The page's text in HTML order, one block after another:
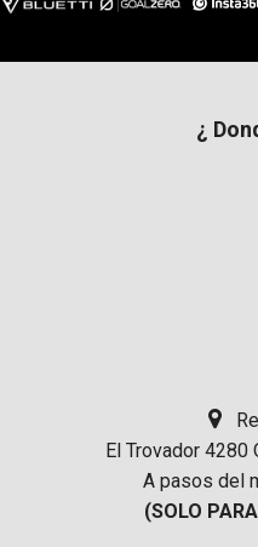
¿
El Trovador 4280
A pasos del
(SOLO